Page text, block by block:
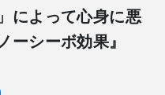
によって心身に悪
ーシーボ効果』